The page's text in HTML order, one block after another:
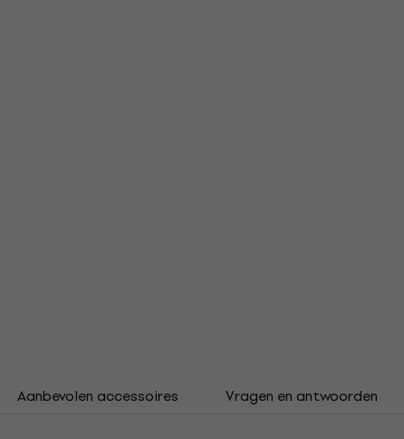
Aanbevolen accessoires Vragen en antwoorden